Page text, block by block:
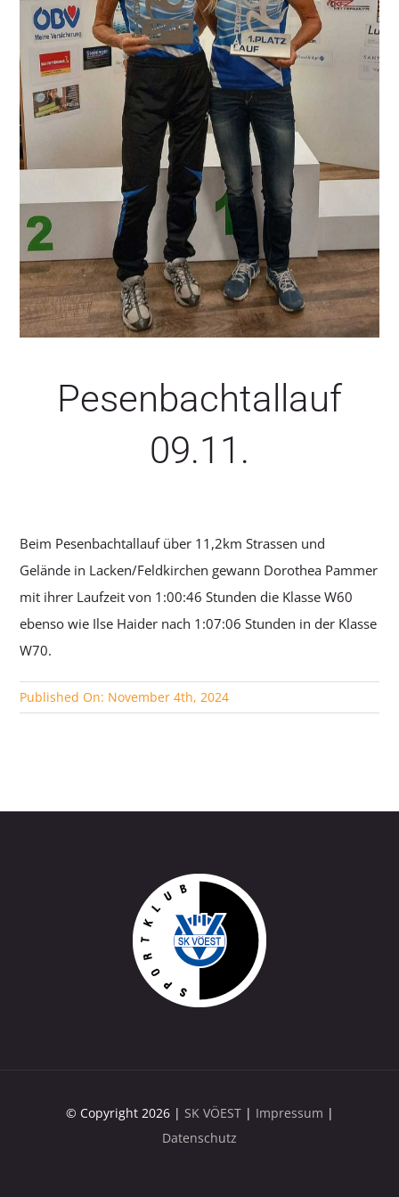
SERVICE
Pesenbachtallauf
09.11.
Beim Pesenbachtallauf über 11,2km Strassen und
Gelände in Lacken/Feldkirchen gewann Dorothea Pammer
mit ihrer Laufzeit von 1:00:46 Stunden die Klasse W60
ebenso wie Ilse Haider nach 1:07:06 Stunden in der Klasse
W70.
Published On: November 4th, 2024
© Copyright 2026 | SK VÖEST| Impressum |
Datenschutz